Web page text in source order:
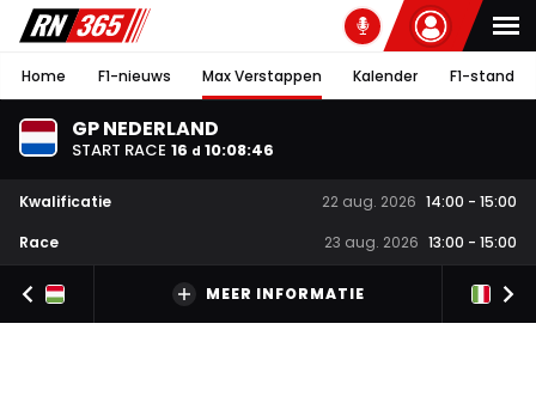
Home F1-nieuws Max Verstappen Kalender F1-stand
GP NEDERLAND
START RACE 16 d 10:08:45
Kwalificatie 22 aug. 2026 14:00 - 15:00
Race
23 aug. 2026 13:00 - 15:00
MEER INFORMATIE